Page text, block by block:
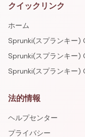
クイックリンク
ホーム
Sprunki(スプランキー)
Sprunki(スプランキー)
Sprunki(スプランキー)
法的情報
ヘルプセンター
プライバシー